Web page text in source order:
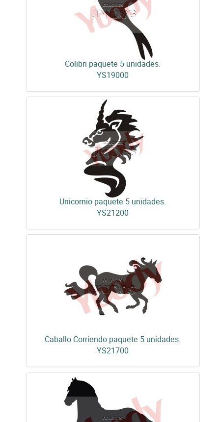
Colibri paquete 5 unidades.
YS19000
Unicornio paquete 5 unidades.
YS21200
Caballo Corriendo paquete 5 unidades.
YS21700